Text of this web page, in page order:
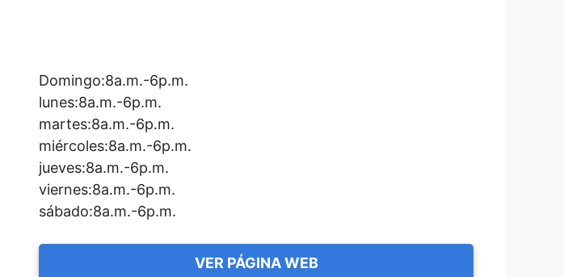
Domingo:8a.m.-6p.m.
lunes:8a.m.-6p.m.
martes:8a.m.-6p.m.
miércoles:8a.m.-6p.m.
jueves:8a.m.-6p.m.
viernes:8a.m.-6p.m.
sábado:8a.m.-6p.m.
VER PÁGINA WEB